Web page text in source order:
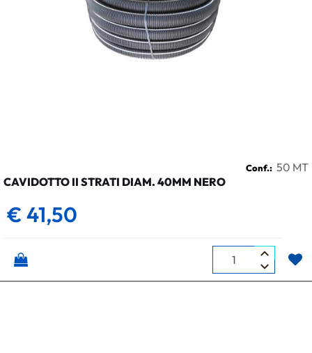
Conf.: 50 MT
CAVIDOTTO II STRATI DIAM. 40MM NERO
€ 41,50
Quantità